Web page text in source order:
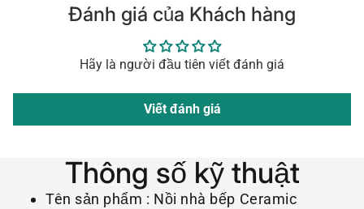
Đánh giá của Khách hàng
Hãy là người đầu tiên viết đánh giá
Viết đánh giá
Thông số kỹ thuật
Tên sản phẩm : Nồi nhà bếp Ceramic